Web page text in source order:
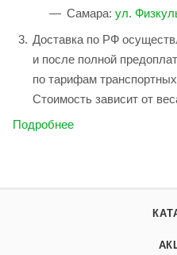
Самара: ул.
Доставка по РФ
и после полной
по тарифам
Стоимость зависит от
Подробнее